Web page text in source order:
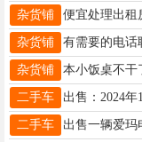
杂货铺
杂货铺 有需要的电话
杂货铺
二手车
二手车 出售一辆爱玛